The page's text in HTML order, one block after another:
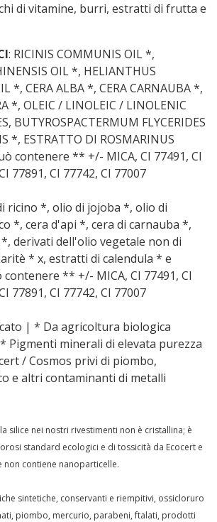
di vitamine, burri, estratti di frutta e
: RICINIS COMMUNIS OIL *,
OIL *, HELIANTHUS
*, CERA ALBA *, CERA CARNAUBA *,
*, OLEIC / LINOLEIC / LINOLENIC
BUTYROSPACTERMUM FLYCERIDES
*, ESTRATTO DI ROSMARINUS
contenere ** +/- MICA, CI 77491, CI
77891, CI 77742, CI 77007
ricino *, olio di jojoba *, olio di
*, cera d'api *, cera di carnauba *,
derivati ​​dell'olio vegetale non di
* x, estratti di calendula * e
** +/- MICA, CI 77491, CI
77891, CI 77742, CI 77007
| * Da agricoltura biologica
Pigmenti minerali di elevata purezza
/ Cosmos privi di piombo,
e altri contaminanti di metalli
silice nei nostri rivestimenti non è cristallina; è
standard ecologici e di tossicità da Ecocert e
non contiene nanoparticelle.
sintetiche, conservanti e riempitivi, ossicloruro
piombo, mercurio, parabeni, ftalati, prodotti